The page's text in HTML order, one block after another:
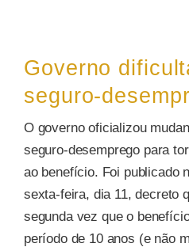
Governo
seguro-
O governo oficializou
seguro-desemprego para
ao benefício. Foi publicado
sexta-feira, dia 11, decreto
segunda vez que o
período de 10 anos (e não